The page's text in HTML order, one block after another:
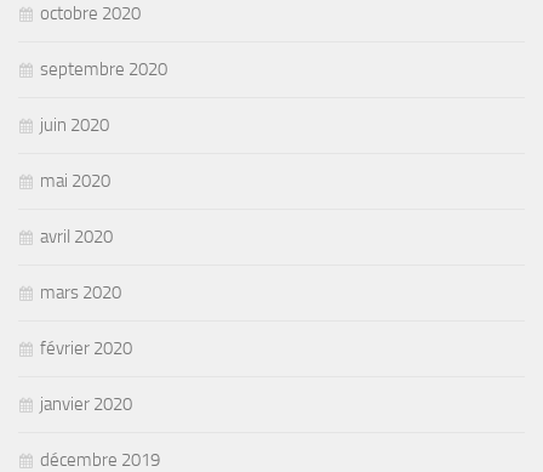
octobre 2020
septembre 2020
juin 2020
mai 2020
avril 2020
mars 2020
février 2020
janvier 2020
décembre 2019